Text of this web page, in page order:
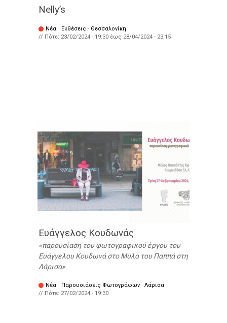
Nelly’s
Νέα · Εκθέσεις · Θεσσαλονίκη
// Πότε: 23/02/2024 - 19:30 έως 28/04/2024 - 23:15
Ευάγγελος Κουδωνάς
παρουσίαση του φωτογραφικού έργου του
Ευάγγελου Κουδωνά στο Μύλο του Παππά στη
Λάρισα
Νέα · Παρουσιάσεις Φωτογράφων · Λάρισα
// Πότε: 27/02/2024 - 19:30